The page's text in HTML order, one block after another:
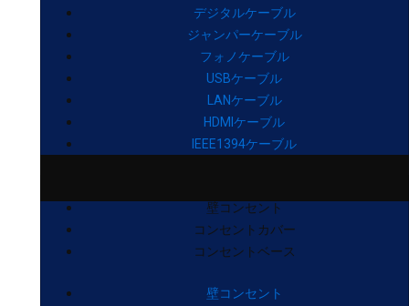
デジタルケーブル
ジャンパーケーブル
フォノケーブル
USBケーブル
LANケーブル
HDMIケーブル
IEEE1394ケーブル
壁コンセント
コンセントカバー
コンセントベース
壁コンセント